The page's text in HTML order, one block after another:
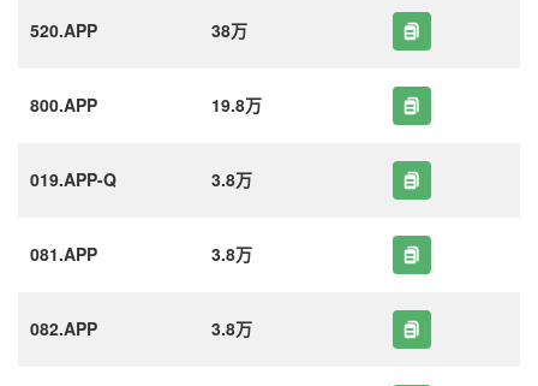
520.APP 38万
800.APP 19.8万
019.APP-Q 3.8万
081.APP 3.8万
082.APP 3.8万